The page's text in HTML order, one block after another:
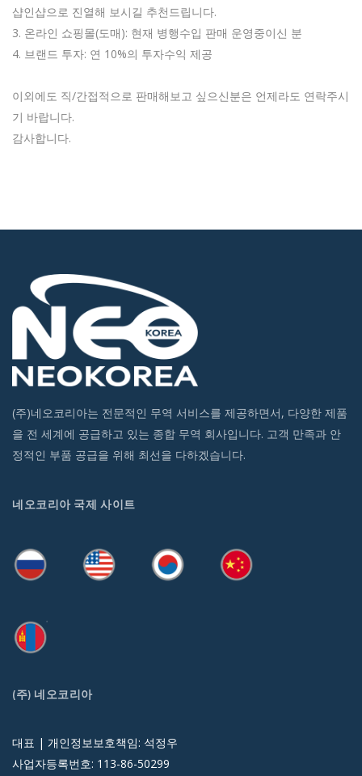
샵인샵으로 진열해 보시길 추천드립니다.
3. 온라인 쇼핑몰(도매): 현재 병행수입 판매 운영중이신 분
4. 브랜드 투자: 연 10%의 투자수익 제공
이외에도 직/간접적으로 판매해보고 싶으신분은 언제라도 연락주시
기 바랍니다.
감사합니다.
(주)네오코리아는 전문적인 무역 서비스를 제공하면서, 다양한 제품
을 전 세계에 공급하고 있는 종합 무역 회사입니다. 고객 만족과 안
정적인 부품 공급을 위해 최선을 다하겠습니다.
네오코리아 국제 사이트
(주) 네오코리아
대표 | 개인정보보호책임: 석정우
사업자등록번호: 113-86-50299